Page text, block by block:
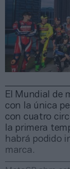
El Mundial de
con la única
con cuatro
la primera
habrá podido
marca.